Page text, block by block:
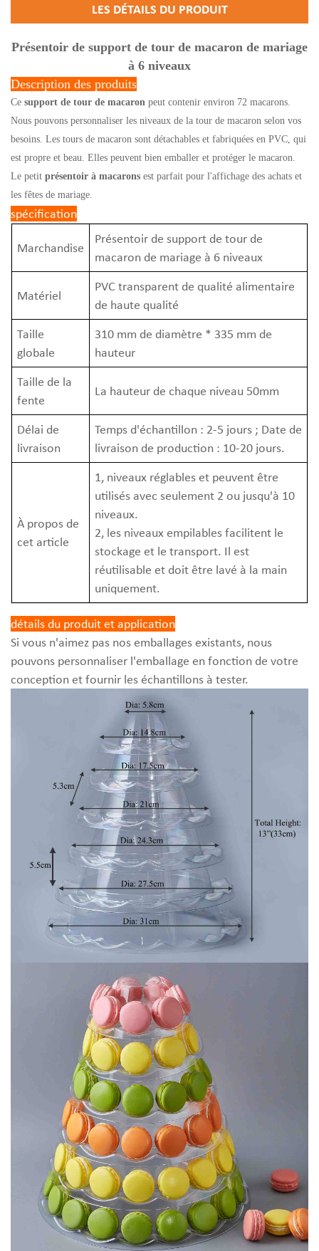
LES DÉTAILS DU PRODUIT
Présentoir de support de tour de macaron de mariage
à 6 niveaux
Description des produits
Ce support de tour de macaron peut contenir environ 72 macarons.
Nous pouvons personnaliser les niveaux de la tour de macaron selon vos
besoins. Les tours de macaron sont détachables et fabriquées en PVC, qui
est propre et beau. Elles peuvent bien emballer et protéger le macaron.
Le petit présentoir à macarons est parfait pour l'affichage des achats et
les fêtes de mariage.
spécification
Marchandise
Présentoir de support de tour de
macaron de mariage à 6 niveaux
Matériel
PVC transparent de qualité alimentaire
de haute qualité
Taille
globale
310 mm de diamètre * 335 mm de
hauteur
Taille de la
fente
La hauteur de chaque niveau 50mm
Délai de
livraison
Temps d'échantillon : 2-5 jours ; Date de
livraison de production : 10-20 jours.
À propos de
cet article
1, niveaux réglables et peuvent être
utilisés avec seulement 2 ou jusqu'à 10
niveaux.
2, les niveaux empilables facilitent le
stockage et le transport. Il est
réutilisable et doit être lavé à la main
uniquement.
détails du produit et application
Si vous n'aimez pas nos emballages existants, nous
pouvons personnaliser l'emballage en fonction de votre
conception et fournir les échantillons à tester.